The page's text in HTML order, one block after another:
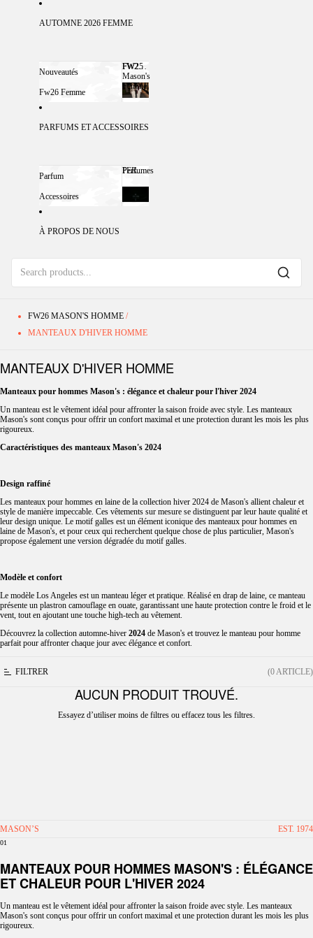
AUTOMNE 2026 FEMME
Nouveautés
Fw26 Femme
FW25
Mason's
Femme
FW25 MASON'S FEMME
PARFUMS ET ACCESSOIRES
Parfum
Accessoires
Perfumes
PERFUMES
À PROPOS DE NOUS
FW26 MASON'S HOMME /
MANTEAUX D'HIVER HOMME
MANTEAUX D'HIVER HOMME
Manteaux pour hommes Mason's : élégance et chaleur pour l'hiver 2024
Un manteau est le vêtement idéal pour affronter la saison froide avec style. Les manteaux
Mason's sont conçus pour offrir un confort maximal et une protection durant les mois les plus
rigoureux.
Caractéristiques des manteaux Mason's 2024
Design raffiné
Les manteaux pour hommes en laine de la collection hiver 2024 de Mason's allient chaleur et
style de manière impeccable. Ces vêtements sur mesure se distinguent par leur haute qualité et
leur design unique. Le motif galles est un élément iconique des manteaux pour hommes en
laine de Mason's, et pour ceux qui recherchent quelque chose de plus particulier, Mason's
propose également une version dégradée du motif galles.
Modèle et confort
Le modèle Los Angeles est un manteau léger et pratique. Réalisé en drap de laine, ce manteau
présente un plastron camouflage en ouate, garantissant une haute protection contre le froid et le
vent, tout en ajoutant une touche high-tech au vêtement.
Découvrez la collection automne-hiver 2024 de Mason's et trouvez le manteau pour homme
parfait pour affronter chaque jour avec élégance et confort.
FILTRER (0 ARTICLE)
AUCUN PRODUIT TROUVÉ.
Essayez d’utiliser moins de filtres ou effacez tous les filtres.
MASON’S EST. 1974
01
MANTEAUX POUR HOMMES MASON'S : ÉLÉGANCE
ET CHALEUR POUR L'HIVER 2024
Un manteau est le vêtement idéal pour affronter la saison froide avec style. Les manteaux
Mason's sont conçus pour offrir un confort maximal et une protection durant les mois les plus
rigoureux.